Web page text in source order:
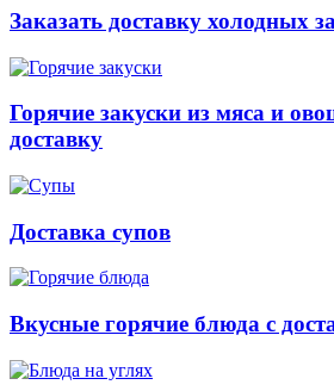
Заказать доставку холодных
Горячие закуски из мяса и
доставку
Доставка супов
Вкусные горячие блюда с